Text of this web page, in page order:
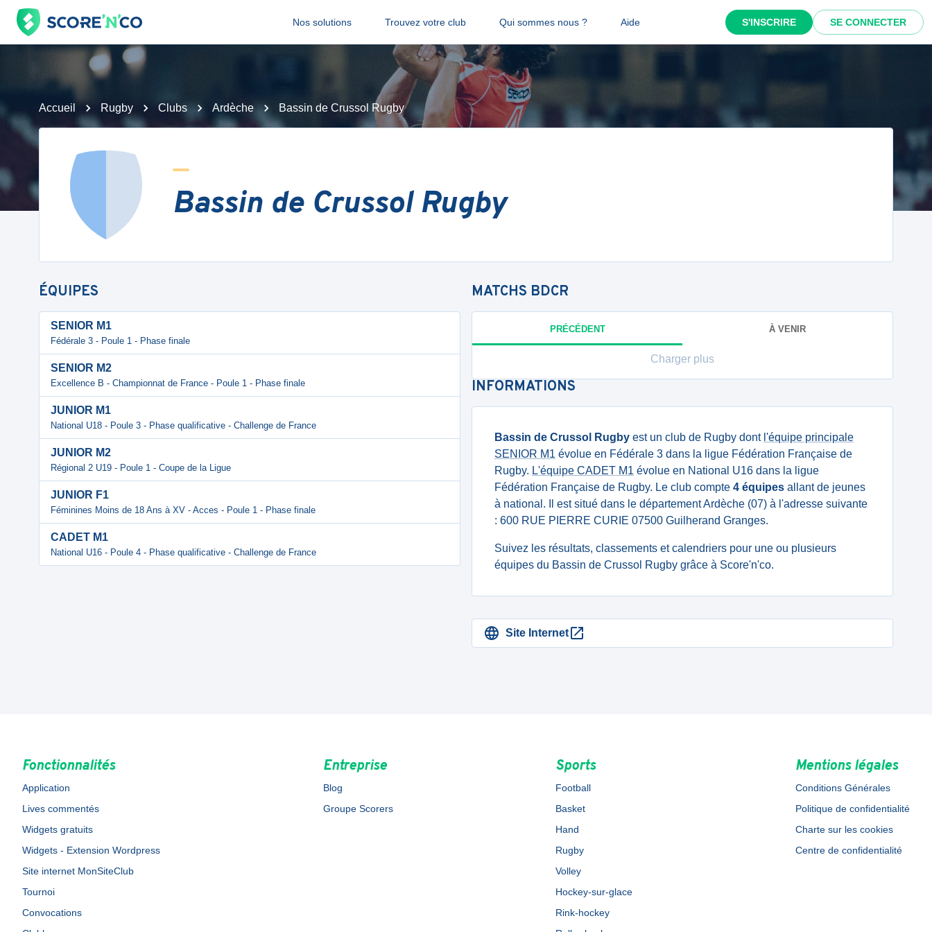
Nos solutions Trouvez votre club Qui sommes nous ? Aide S'INSCRIRE SE CONNECTER
Accueil Rugby Clubs Ardèche Bassin de Crussol Rugby
Bassin de Crussol Rugby
ÉQUIPES
SENIOR M1
Fédérale 3 - Poule 1 - Phase finale
SENIOR M2
Excellence B - Championnat de France - Poule 1 - Phase finale
JUNIOR M1
National U18 - Poule 3 - Phase qualificative - Challenge de France
JUNIOR M2
Régional 2 U19 - Poule 1 - Coupe de la Ligue
JUNIOR F1
Féminines Moins de 18 Ans à XV - Acces - Poule 1 - Phase finale
CADET M1
National U16 - Poule 4 - Phase qualificative - Challenge de France
MATCHS BDCR
PRÉCÉDENT À VENIR
Charger plus
INFORMATIONS
Bassin de Crussol Rugby est un club de Rugby dont l'équipe principale
SENIOR M1 évolue en Fédérale 3 dans la ligue Fédération Française de
Rugby. L'équipe CADET M1 évolue en National U16 dans la ligue
Fédération Française de Rugby. Le club compte 4 équipes allant de jeunes
à national. Il est situé dans le département Ardèche (07) à l'adresse suivante
: 600 RUE PIERRE CURIE 07500 Guilherand Granges.
Suivez les résultats, classements et calendriers pour une ou plusieurs
équipes du Bassin de Crussol Rugby grâce à Score'n'co.
Site Internet
Fonctionnalités
Application
Lives commentés
Widgets gratuits
Widgets - Extension Wordpress
Site internet MonSiteClub
Tournoi
Convocations
Entreprise
Blog
Groupe Scorers
Sports
Football
Basket
Hand
Rugby
Volley
Hockey-sur-glace
Rink-hockey
Mentions légales
Conditions Générales
Politique de confidentialité
Charte sur les cookies
Centre de confidentialité